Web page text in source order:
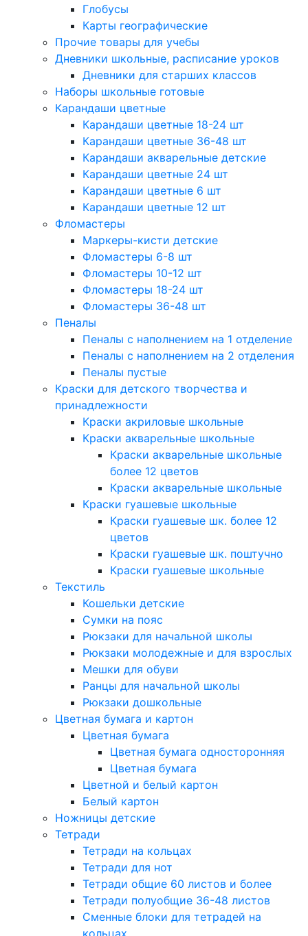
Глобусы
Карты географические
Прочие товары для учебы
Дневники школьные, расписание уроков
Дневники для старших классов
Наборы школьные готовые
Карандаши цветные
Карандаши цветные 18-24 шт
Карандаши цветные 36-48 шт
Карандаши акварельные детские
Карандаши цветные 24 шт
Карандаши цветные 6 шт
Карандаши цветные 12 шт
Фломастеры
Маркеры-кисти детские
Фломастеры 6-8 шт
Фломастеры 10-12 шт
Фломастеры 18-24 шт
Фломастеры 36-48 шт
Пеналы
Пеналы с наполнением на 1 отделение
Пеналы с наполнением на 2 отделения
Пеналы пустые
Краски для детского творчества и
принадлежности
Краски акриловые школьные
Краски акварельные школьные
Краски акварельные школьные
более 12 цветов
Краски акварельные школьные
Краски гуашевые школьные
Краски гуашевые шк. более 12
цветов
Краски гуашевые шк. поштучно
Краски гуашевые школьные
Текстиль
Кошельки детские
Сумки на пояс
Рюкзаки для начальной школы
Рюкзаки молодежные и для взрослых
Мешки для обуви
Ранцы для начальной школы
Рюкзаки дошкольные
Цветная бумага и картон
Цветная бумага
Цветная бумага односторонняя
Цветная бумага
Цветной и белый картон
Белый картон
Ножницы детские
Тетради
Тетради на кольцах
Тетради для нот
Тетради общие 60 листов и более
Тетради полуобщие 36-48 листов
Сменные блоки для тетрадей на
кольцах